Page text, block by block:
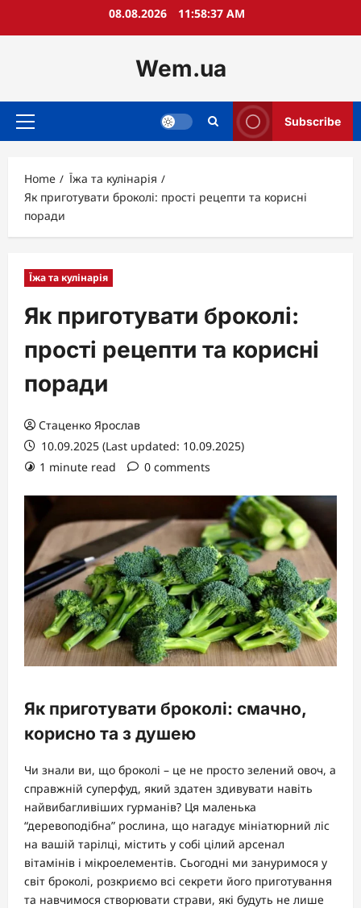
08.08.2026 11:58:38 AM
Wem.ua
Primary
Subscribe
Home
Їжа та кулінарія
Як приготувати броколі: прості рецепти та корисні
поради
Їжа та кулінарія
Як приготувати броколі:
прості рецепти та корисні
поради
Стаценко Ярослав
10.09.2025 (Last updated: 10.09.2025)
1 minute read
0 comments
Як приготувати броколі: смачно,
корисно та з душею
Чи знали ви, що броколі – це не просто зелений овоч, а
справжній суперфуд, який здатен здивувати навіть
найвибагливіших гурманів? Ця маленька
“деревоподібна” рослина, що нагадує мініатюрний ліс
на вашій тарілці, містить у собі цілий арсенал
вітамінів і мікроелементів. Сьогодні ми зануримося у
світ броколі, розкриємо всі секрети його приготування
та навчимося створювати страви, які будуть не лише